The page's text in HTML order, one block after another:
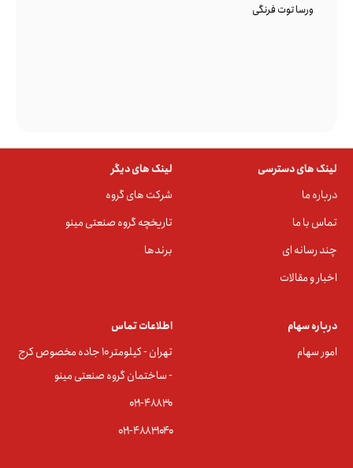
ورسا توت فرنگی
لینک های دسترسی
درباره ما
تماس با ما
چند رسانه ای
اخبار و مقالات
لینک های دیگر
شرکت های گروه
تاریخچه گروه صنعتی مینو
برندها
درباره سهام
امور سهام
اطلاعات تماس
تهران - کیلومتر ۱۰ جاده مخصوص کرج
- ساختمان گروه صنعتی مینو
۰۲۱-۴۸۸۳0
۰۲۱-۴۸۸۳۱۰۴۰